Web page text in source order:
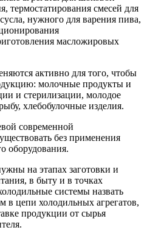
термостатирования смесей для
нужного для варения пива,
масложировых
активно для того, чтобы
молочные продукты и
и стерилизации, молодое
хлебобулочные изделия.
современной
без применения
оборудования.
на этапах заготовки и
в быту и в точках
системы назвать
в цепи холодильных агрегатов,
продукции от сырья